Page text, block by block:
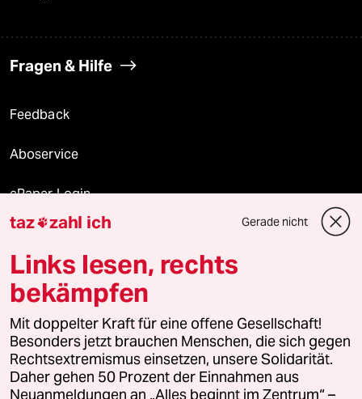
Fragen & Hilfe
Feedback
Aboservice
ePaper Login
Downloads für Abonnierende
© 2026 taz Verlags und Vertriebs GmbH
Alle Rechte vorbehalten. Bei rechtlichen Fragen oder für Genehmigungen
wenden Sie sich bitte an lizenzen@taz.de
Feedback Redaktionsstatut Kommune-Richtlinien
taz zahl ich Gerade nicht
Links lesen, rechts
bekämpfen
Mit doppelter Kraft für eine offene Gesellschaft!
Besonders jetzt brauchen Menschen, die sich gegen
Rechtsextremismus einsetzen, unsere Solidarität.
Daher gehen 50 Prozent der Einnahmen aus
Neuanmeldungen an „Alles beginnt im Zentrum“ –